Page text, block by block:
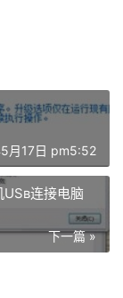
月17日 pm5:52
连接电脑
下一篇 »